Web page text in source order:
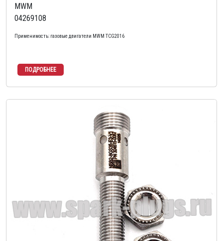
MWM
04269108
Применимость: газовые двигатели MWM TCG2016